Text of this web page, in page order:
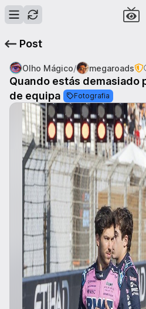
Post
Olho Mágico/ megaroads
Quando estás demasiado
de equipa
Fotografia